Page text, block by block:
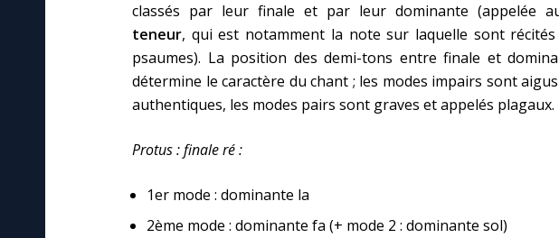
classés par leur finale et par leur dominante (appelée
teneur, qui est notamment la note sur laquelle sont
psaumes). La position des demi-tons entre finale et
détermine le caractère du chant ; les modes impairs sont
authentiques, les modes pairs sont graves et appelés plagaux.
Protus : finale ré :
1er mode : dominante la
2ème mode : dominante fa (+ mode 2 : dominante sol)